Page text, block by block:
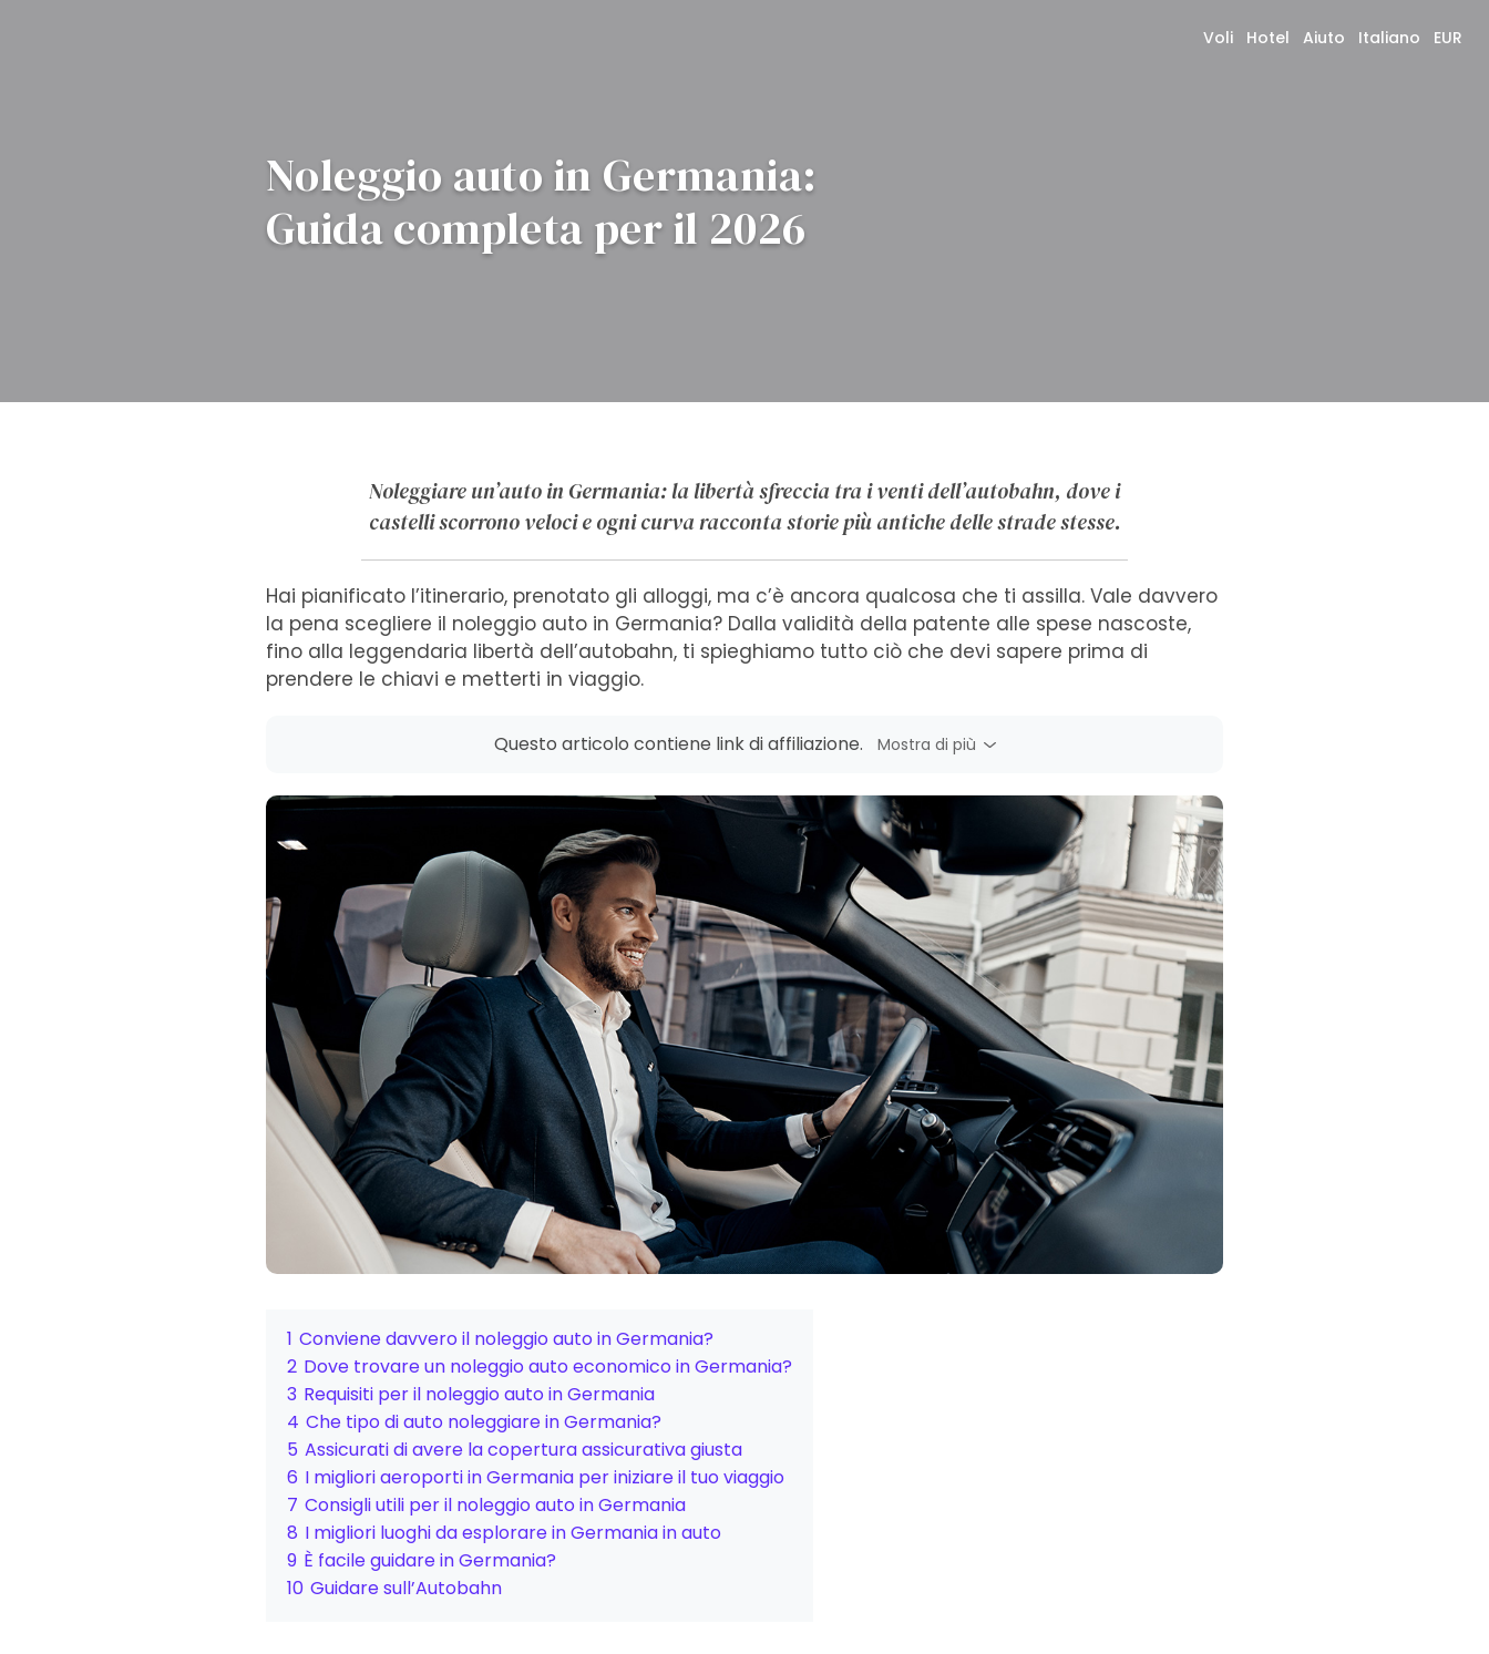
Voli Hotel Aiuto Italiano EUR
Noleggio auto in Germania:
Guida completa per il 2026
Noleggiare un’auto in Germania: la libertà sfreccia tra i venti dell’autobahn, dove i
castelli scorrono veloci e ogni curva racconta storie più antiche delle strade stesse.
Hai pianificato l’itinerario, prenotato gli alloggi, ma c’è ancora qualcosa che ti assilla. Vale davvero
la pena scegliere il noleggio auto in Germania? Dalla validità della patente alle spese nascoste,
fino alla leggendaria libertà dell’autobahn, ti spieghiamo tutto ciò che devi sapere prima di
prendere le chiavi e metterti in viaggio.
Questo articolo contiene link di affiliazione. Mostra di più
1 Conviene davvero il noleggio auto in Germania?
2 Dove trovare un noleggio auto economico in Germania?
3 Requisiti per il noleggio auto in Germania
4 Che tipo di auto noleggiare in Germania?
5 Assicurati di avere la copertura assicurativa giusta
6 I migliori aeroporti in Germania per iniziare il tuo viaggio
7 Consigli utili per il noleggio auto in Germania
8 I migliori luoghi da esplorare in Germania in auto
9 È facile guidare in Germania?
10 Guidare sull’Autobahn